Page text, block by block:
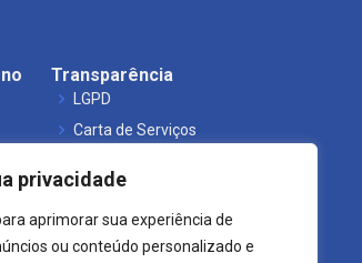
privacidade
aprimorar sua experiência de
ou conteúdo personalizado e
Transparência
LGPD
Carta de Serviços